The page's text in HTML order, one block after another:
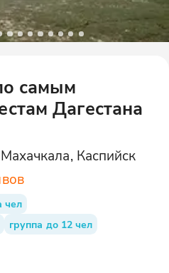
самым
Дагестана
Махачкала, Каспийск
чел
группа до 12 чел